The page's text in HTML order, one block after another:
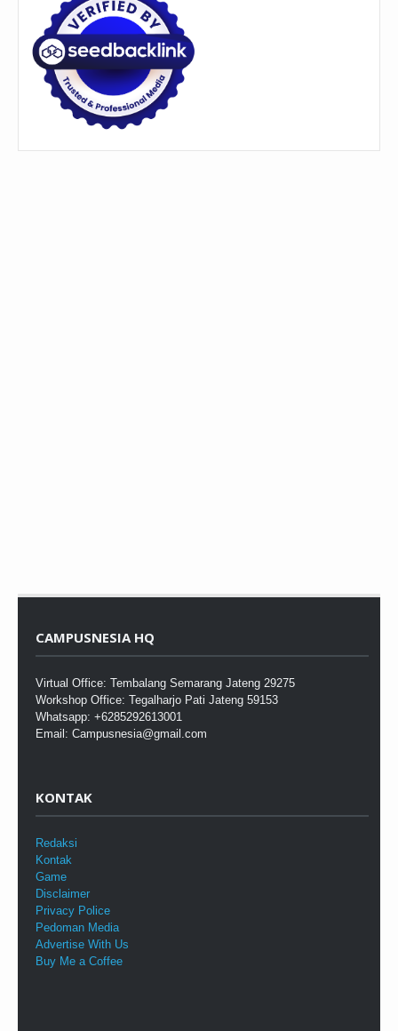
CAMPUSNESIA HQ
Virtual Office: Tembalang Semarang Jateng 29275
Workshop Office: Tegalharjo Pati Jateng 59153
Whatsapp: +6285292613001
Email: Campusnesia@gmail.com
KONTAK
Redaksi
Kontak
Game
Disclaimer
Privacy Police
Pedoman Media
Advertise With Us
Buy Me a Coffee